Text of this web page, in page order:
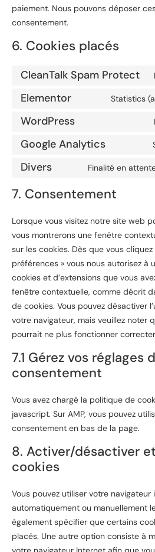
paiement. Nous pouvons déposer
consentement.
6. Cookies placés
CleanTalk Spam Protect
Elementor Statistics
WordPress
Google Analytics
Divers Finalité en
7. Consentement
Lorsque vous visitez notre site web
vous montrerons une fenêtre
sur les cookies. Dès que vous
préférences » vous nous autorisez à
cookies et d’extensions que vous
fenêtre contextuelle, comme décrit
de cookies. Vous pouvez désactiver
votre navigateur, mais veuillez noter
pourrait ne plus fonctionner
7.1 Gérez vos réglages
consentement
Vous avez chargé la politique de
javascript. Sur AMP, vous pouvez
consentement en bas de la page.
8. Activer/désactiver
cookies
Vous pouvez utiliser votre
automatiquement ou manuellement
également spécifier que certains
placés. Une autre option consiste à